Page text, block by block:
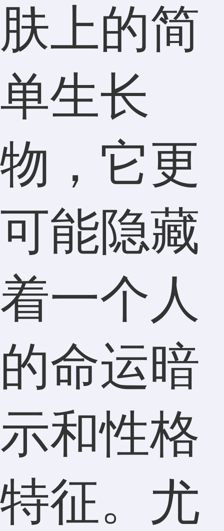
肤上的简
单生长
物，它更
可能隐藏
着一个人
的命运暗
示和性格
特征。尤